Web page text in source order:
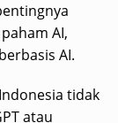
AI,
AI.
tidak
atau